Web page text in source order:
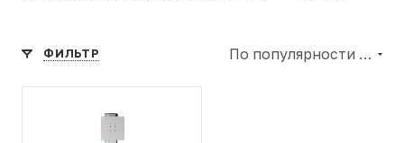
ФИЛЬТР По популярности (убывание)